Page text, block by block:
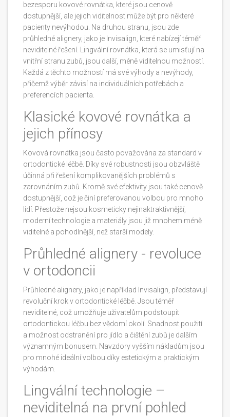
bezesporu kovové rovnátka, které jsou cenově
dostupnější, ale jejich viditelnost může být pro některé
pacienty nevýhodou. Na druhou stranu, jsou zde
průhledné alignery, jako je Invisalign, které nabízejí téměř
neviditelné řešení. Lingvální rovnátka, která se umisťují na
vnitřní stranu zubů, jsou další, méně viditelnou možností.
Každá z těchto možností má své výhody a nevýhody,
přičemž výběr závisí na individuálních potřebách a
preferencích pacienta.
Klasické kovové rovnátka a
jejich přínosy
Kovová rovnátka jsou často považována za standard v
ortodontické léčbě. Díky své robustnosti jsou obzvláště
účinná při řešení komplikovanějších problémů s
zarovnáním zubů. Kromě své efektivity jsou také cenově
dostupnější, což je činí preferovanou volbou pro mnoho
lidí. Přestože nejsou kosmeticky nejinaktraktivnější,
moderní technologie a materiály jsou již mnohem méně
viditelné a pohodlnější, než starší modely.
Průhledné alignery - revoluce
v ortodoncii
Průhledné alignery, jako je například Invisalign, představují
revoluční krok v ortodontické léčbě. Jsou téměř
neviditelné, což umožňuje uživatelům podstoupit
ortodontickou léčbu bez vědomí okolí. Snadnost použití
a možnost odstranění pro jídlo a čištění zubů je dalším
významným bonusem. Navzdory vyšším nákladům jsou
pro mnohé ideální volbou díky estetickým a praktickým
výhodám.
Lingvální technologie –
neviditelná na první pohled